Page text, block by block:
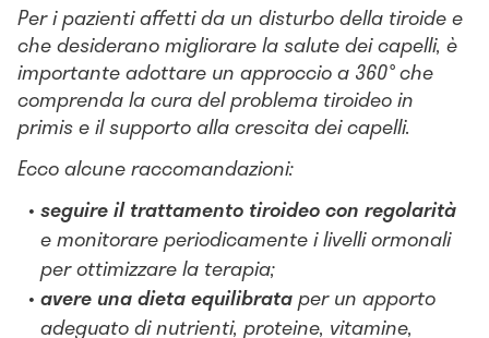
Per i pazienti affetti da un disturbo della tiroide e
che desiderano migliorare la salute dei capelli, è
importante adottare un approccio a 360° che
comprenda la cura del problema tiroideo in
primis e il supporto alla crescita dei capelli.
Ecco alcune raccomandazioni:
seguire il trattamento tiroideo con regolarità
e monitorare periodicamente i livelli ormonali
per ottimizzare la terapia;
avere una dieta equilibrataper un apporto
adeguato di nutrienti, proteine, vitamine,